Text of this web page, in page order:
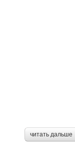
читать дальше